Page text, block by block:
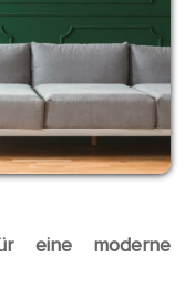
eine moderne